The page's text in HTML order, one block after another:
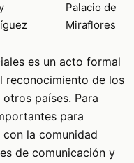
Palacio de
Miraflores
es un acto formal
reconocimiento de los
países. Para
para
la comunidad
de comunicación y